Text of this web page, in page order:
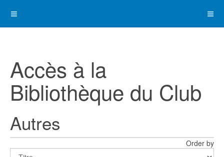
Accès à la
Bibliothèque du Club
Autres
Order by